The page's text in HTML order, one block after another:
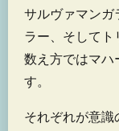
サルヴァマンガ
ラー、そして
数え方ではマハ
す。
それぞれが意